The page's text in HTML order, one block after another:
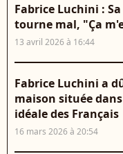
Fabrice Luchini :
tourne mal, "Ça
13 avril 2026 à 16:44
Fabrice Luchini a
maison située
idéale des Français
16 mars 2026 à 20:54